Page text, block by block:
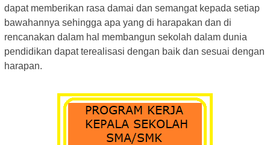
dapat memberikan rasa damai dan semangat kepada setiap
bawahannya sehingga apa yang di harapakan dan di
rencanakan dalam hal membangun sekolah dalam dunia
pendidikan dapat terealisasi dengan baik dan sesuai dengan
harapan.